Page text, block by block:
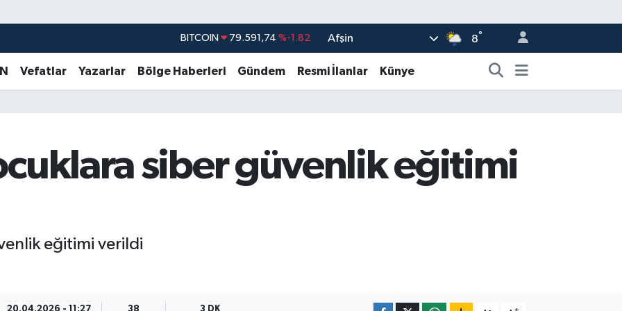
DOLAR 45,43620 %0.02
STERLİN 61,60380 %0.18
BITCOIN 79.591,74 %-1.82
Afşin 8°
Vefatlar Yazarlar Bölge Haberleri Gündem Resmi İlanlar Künye
siber güvenlik eğitimi
eğitimi verildi
20.04.2026 - 11:27 38 3 DK